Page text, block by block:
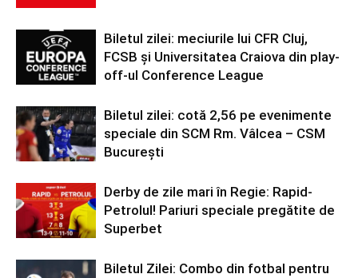
Biletul zilei: meciurile lui CFR Cluj,
FCSB și Universitatea Craiova din play-
off-ul Conference League
Biletul zilei: cotă 2,56 pe evenimente
speciale din SCM Rm. Vâlcea – CSM
București
Derby de zile mari în Regie: Rapid-
Petrolul! Pariuri speciale pregătite de
Superbet
Biletul Zilei: Combo din fotbal pentru